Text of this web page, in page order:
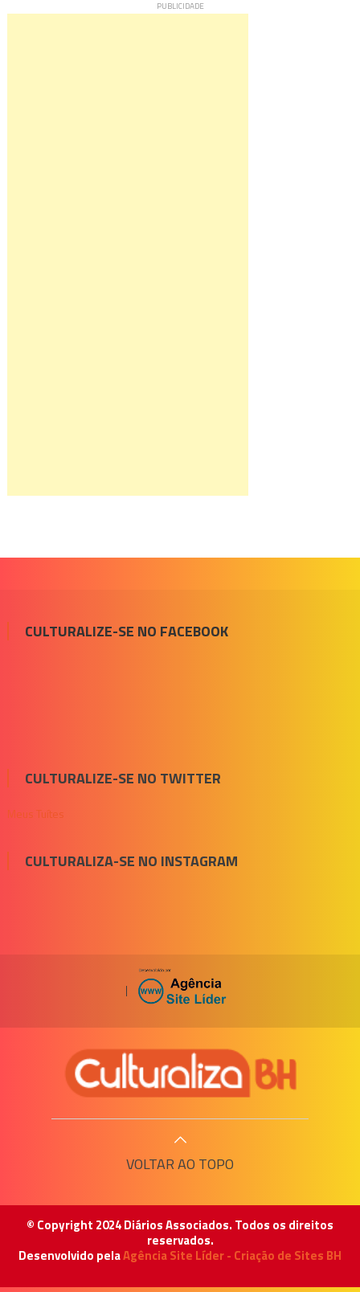
CULTURALIZE-SE NO FACEBOOK
CULTURALIZE-SE NO TWITTER
Meus Tuítes
CULTURALIZA-SE NO INSTAGRAM
|
VOLTAR AO TOPO
© Copyright 2024 Diários Associados. Todos os direitos
reservados.
Desenvolvido pelaAgência Site Líder - Criação de Sites BH